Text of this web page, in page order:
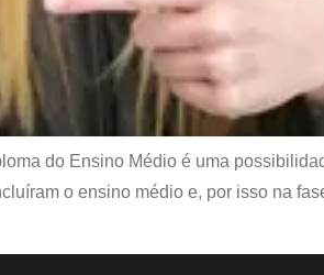
do Ensino Médio é uma
o ensino médio e, por isso na